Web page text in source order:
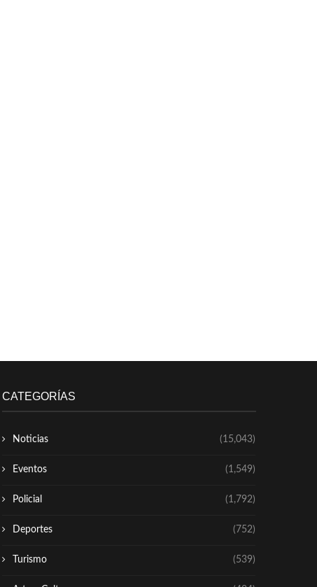
CATEGORÍAS
Noticias (15,043)
Eventos (1,549)
Policial (1,792)
Deportes (752)
Turismo (539)